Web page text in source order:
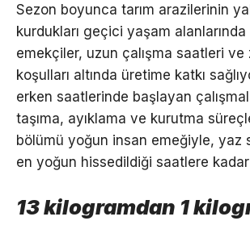
Sezon boyunca tarım arazilerinin
kurdukları geçici yaşam
emekçiler, uzun çalışma saatleri ve
koşulları altında üretime katkı
erken saatlerinde başlayan
taşıma, ayıklama ve kurutma
bölümü yoğun insan emeğiyle, yaz
en yoğun hissedildiği saatlere
13 kilogramdan 1